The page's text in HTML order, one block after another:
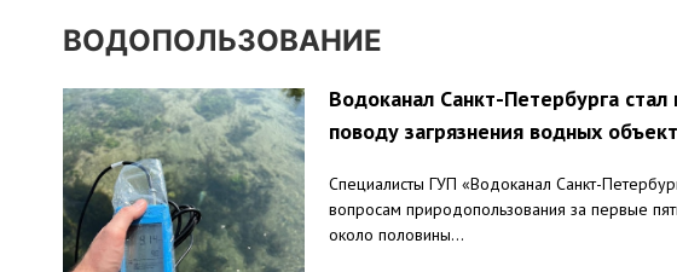
ВОДОПОЛЬЗОВАНИЕ
Водоканал Санкт-Петербурга
поводу загрязнения водных
Специалисты ГУП «Водоканал Санкт-
вопросам природопользования за первые
около половины...